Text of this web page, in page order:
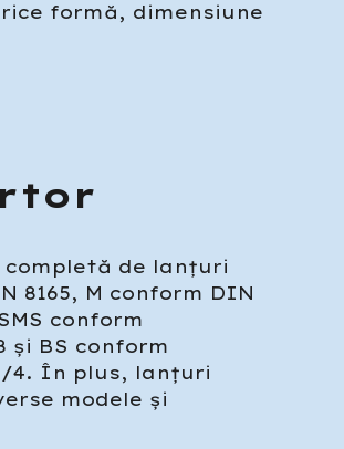
formă, dimensiune
completă de lanțuri
8165, M conform DIN
conform
și BS conform
4. În plus, lanțuri
modele și